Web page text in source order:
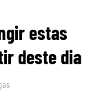
estas
deste dia